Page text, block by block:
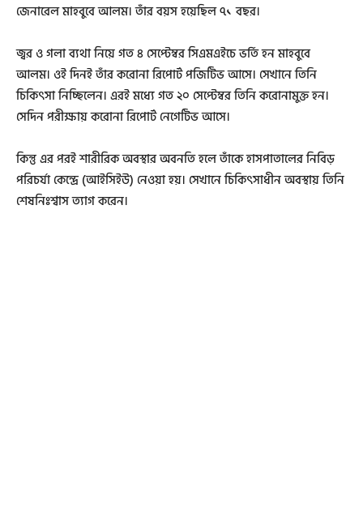
জেনারেল মাহবুবে আলম। তাঁর বয়স হয়েছিল ৭১ বছর।
জ্বর ও গলা ব্যথা নিয়ে গত ৪ সেপ্টেম্বর সিএমএইচে ভর্তি হন মাহবুবে
আলম। ওই দিনই তাঁর করোনা রিপোর্ট পজিটিভ আসে। সেখানে তিনি
চিকিৎসা নিচ্ছিলেন। এরই মধ্যে গত ২০ সেপ্টেম্বর তিনি করোনামুক্ত হন।
সেদিন পরীক্ষায় করোনা রিপোর্ট নেগেটিভ আসে।
কিন্তু এর পরই শারীরিক অবস্থার অবনতি হলে তাঁকে হাসপাতালের নিবিড়
পরিচর্যা কেন্দ্রে (আইসিইউ) নেওয়া হয়। সেখানে চিকিৎসাধীন অবস্থায় তিনি
শেষনিঃশ্বাস ত্যাগ করেন।